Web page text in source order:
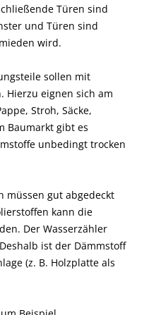
Türen sind
und Türen sind
wird.
sollen mit
Hierzu eignen sich am
Stroh, Säcke,
Baumarkt gibt es
unbedingt trocken
müssen gut abgedeckt
kann die
Der Wasserzähler
ist der Dämmstoff
(z. B. Holzplatte als